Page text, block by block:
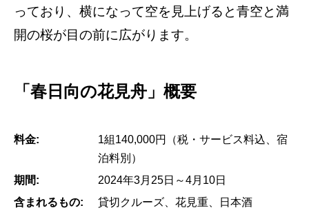
っており、横になって空を見上げると青空と満
開の桜が目の前に広がります。
「春日向の花見舟」概要
料金:
1組140,000円（税・サービス料込、宿
泊料別）
期間:
2024年3月25日～4月10日
含まれるもの:
貸切クルーズ、花見重、日本酒